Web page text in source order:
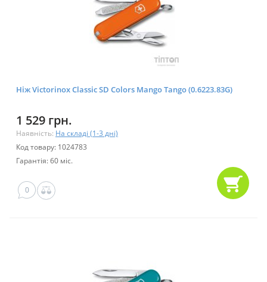
Ніж Victorinox Classic SD Colors Mango Tango (0.6223.83G)
1 529 грн.
Наявність: На складі (1-3 дні)
Код товару: 1024783
Гарантія: 60 міс.
0